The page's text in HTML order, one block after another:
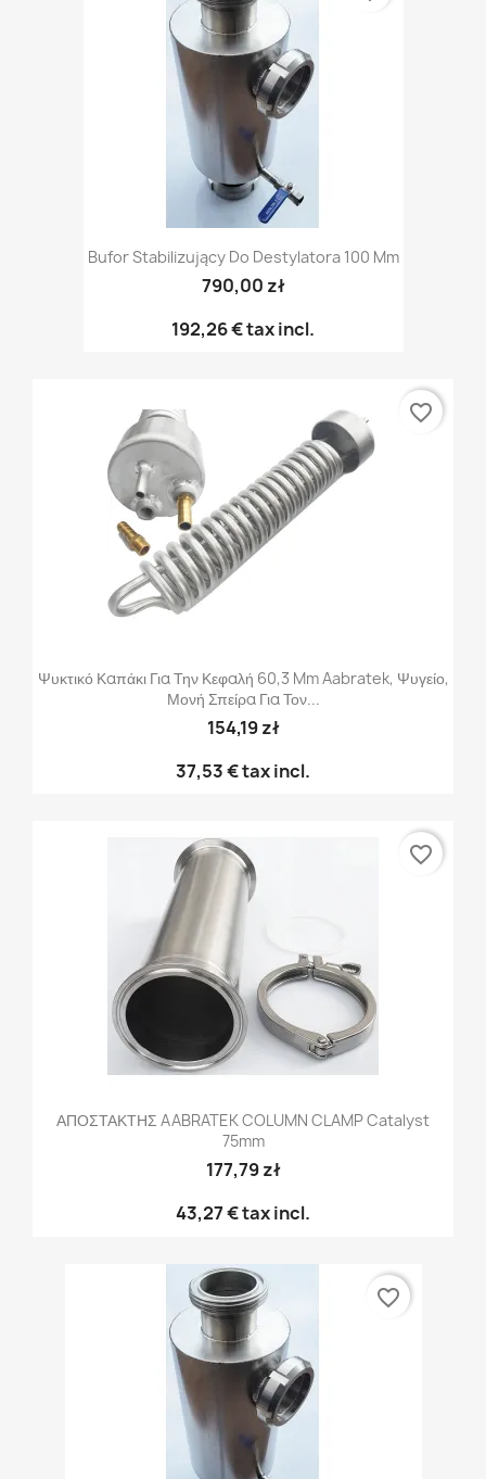
Bufor Stabilizujący Do Destylatora 100 Mm
790,00 zł
192,26 €tax incl.
Ψυκτικό Καπάκι Για Την Κεφαλή 60,3 Mm Aabratek, Ψυγείο,
Μονή Σπείρα Για Τον...
154,19 zł
37,53 €tax incl.
favorite_border
ΑΠΟΣΤΑΚΤΗΣ AABRATEK COLUMN CLAMP Catalyst
75mm
177,79 zł
43,27 €tax incl.
favorite_border
favorite_border